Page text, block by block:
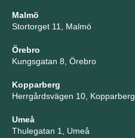
Malmö
Stortorget 11, Malmö
Örebro
Kungsgatan 8, Örebro
Kopparberg
Herrgårdsvägen 10, Kopparberg
Umeå
Thulegatan 1, Umeå